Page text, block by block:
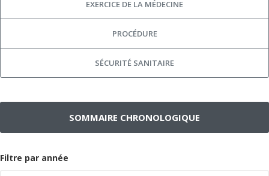
EXERCICE DE LA MÉDECINE
PROCÉDURE
SÉCURITÉ SANITAIRE
SOMMAIRE CHRONOLOGIQUE
Filtre par année